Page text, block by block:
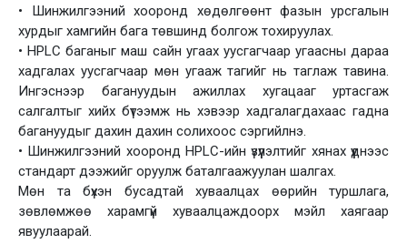
• Шинжилгээний хооронд хөдөлгөөнт фазын урсгалын
хурдыг хамгийн бага төвшинд болгож тохируулах.
• HPLC баганыг маш сайн угаах уусгагчаар угаасны дараа
хадгалах уусгагчаар мөн угааж тагийг нь таглаж тавина.
Ингэснээр багануудын ажиллах хугацааг уртасгаж
салгалтыг хийх бүтээмж нь хэвээр хадгалагдахаас гадна
багануудыг дахин дахин солихоос сэргийлнэ.
• Шинжилгээний хооронд HPLC-ийн үзүүлэлтийг хянах үүднээс
стандарт дээжийг оруулж баталгаажуулан шалгах.
Мөн та бүхэн бусадтай хуваалцах өөрийн туршлага,
зөвлөмжөө харамгүй хуваалцаждоорх мэйл хаягаар
явуулаарай.